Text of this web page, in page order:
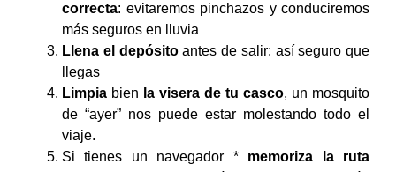
correcta: evitaremos pinchazos y conduciremos
más seguros en lluvia
Llena el depósitoantes de salir: así seguro que
llegas
Limpia bien la visera de tu casco, un mosquito
de “ayer” nos puede estar molestando todo el
viaje.
Si tienes un navegador * memoriza la ruta